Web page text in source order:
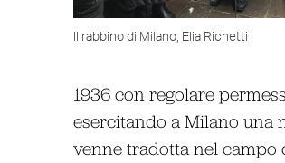
Il rabbino di Milano, Elia Richetti
1936 con regolare
esercitando a Milano una
venne tradotta nel campo